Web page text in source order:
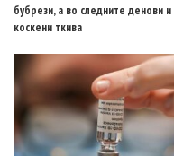
бубрези, а во следните денови и
коскени ткива